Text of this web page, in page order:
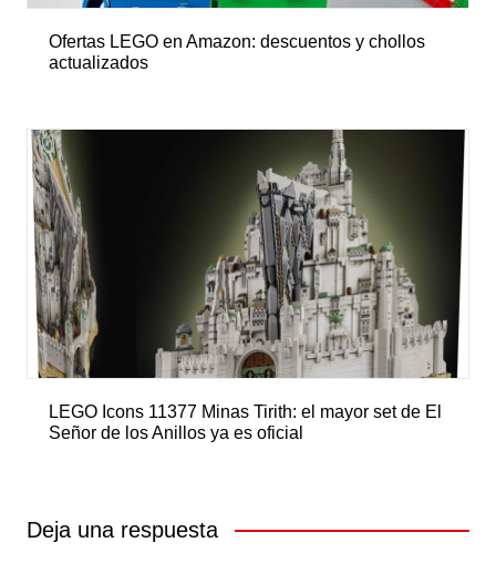
Ofertas LEGO en Amazon: descuentos y chollos
actualizados
LEGO Icons 11377 Minas Tirith: el mayor set de El
Señor de los Anillos ya es oficial
Deja una respuesta